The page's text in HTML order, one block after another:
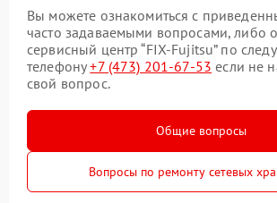
Вы можете ознакомиться с
часто задаваемыми вопросами, либо
сервисный центр “FIX-Fujitsu” по
телефону+7 (473) 201-67-53 если не
свой вопрос.
Общие вопросы
Вопросы по ремонту сетевых